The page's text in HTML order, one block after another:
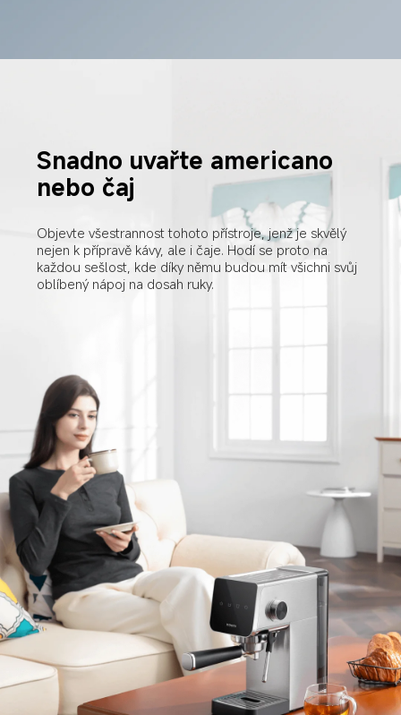
Snadno uvařte americano
nebo čaj
Objevte všestrannost tohoto přístroje, jenž je skvělý
nejen k přípravě kávy, ale i čaje. Hodí se proto na
každou sešlost, kde díky němu budou mít všichni svůj
oblíbený nápoj na dosah ruky.